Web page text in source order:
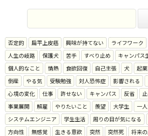
否定的 扁平上皮癌 興味が持てない ライフワーク
人生の岐路
保護犬 苦手 すべり止め キャンパス
個人的なこと
情熱 食欲回復 自己主張 犬 起
倒産
やる気 受験勉強 対人恐怖症 影響される
心境の変化
仕事 許せない キャンパス 反省
事業展開
解雇 やりたいこと 羨望 大学生 一
システムエンジニア
学生生活 周りの目が気になる
方向性
無感覚 生きる意欲 突然 突然死 将来